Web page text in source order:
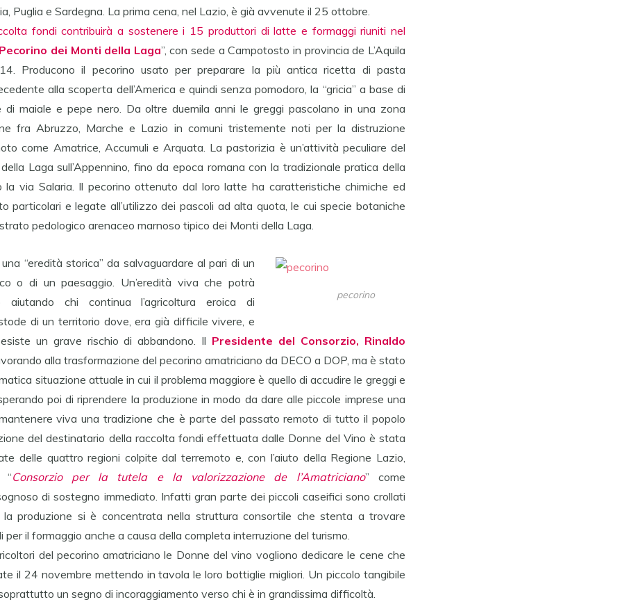
Puglia e Sardegna. La prima cena, nel Lazio, è già avvenute il 25 ottobre.
fondi contribuirà a sostenere i 15 produttori di latte e formaggi riuniti nel
dei Monti della Laga”, con sede a Campotosto in provincia de L’Aquila
Producono il pecorino usato per preparare la più antica ricetta di pasta
alla scoperta dell’America e quindi senza pomodoro, la “gricia” a base di
di maiale e pepe nero. Da oltre duemila anni le greggi pascolano in una zona
fra Abruzzo, Marche e Lazio in comuni tristemente noti per la distruzione
come Amatrice, Accumuli e Arquata. La pastorizia è un’attività peculiare del
Laga sull’Appennino, fino da epoca romana con la tradizionale pratica della
la via Salaria. Il pecorino ottenuto dal loro latte ha caratteristiche chimiche ed
particolari e legate all’utilizzo dei pascoli ad alta quota, le cui specie botaniche
pedologico arenaceo marnoso tipico dei Monti della Laga.
pecorino
“eredità storica” da salvaguardare al pari di un
o di un paesaggio. Un’eredità viva che potrà
aiutando chi continua l’agricoltura eroica di
di un territorio dove, era già difficile vivere, e
un grave rischio di abbandono. Il Presidente del Consorzio, Rinaldo
alla trasformazione del pecorino amatriciano da DECO a DOP, ma è stato
situazione attuale in cui il problema maggiore è quello di accudire le greggi e
poi di riprendere la produzione in modo da dare alle piccole imprese una
viva una tradizione che è parte del passato remoto di tutto il popolo
del destinatario della raccolta fondi effettuata dalle Donne del Vino è stata
delle quattro regioni colpite dal terremoto e, con l’aiuto della Regione Lazio,
“Consorzio per la tutela e la valorizzazione de l’Amatriciano” come
di sostegno immediato. Infatti gran parte dei piccoli caseifici sono crollati
produzione si è concentrata nella struttura consortile che stenta a trovare
per il formaggio anche a causa della completa interruzione del turismo.
del pecorino amatriciano le Donne del vino vogliono dedicare le cene che
il 24 novembre mettendo in tavola le loro bottiglie migliori. Un piccolo tangibile
un segno di incoraggiamento verso chi è in grandissima difficoltà.